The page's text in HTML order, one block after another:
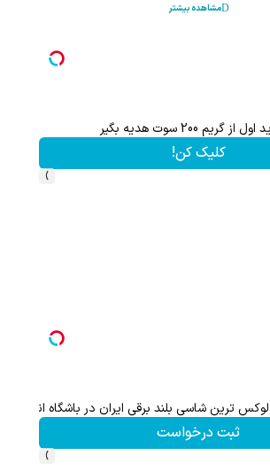
مشاهده بیشتر
از گریم 200 سوت هدیه بگیر
کلیک کن!
›
ثبت درخواست
›